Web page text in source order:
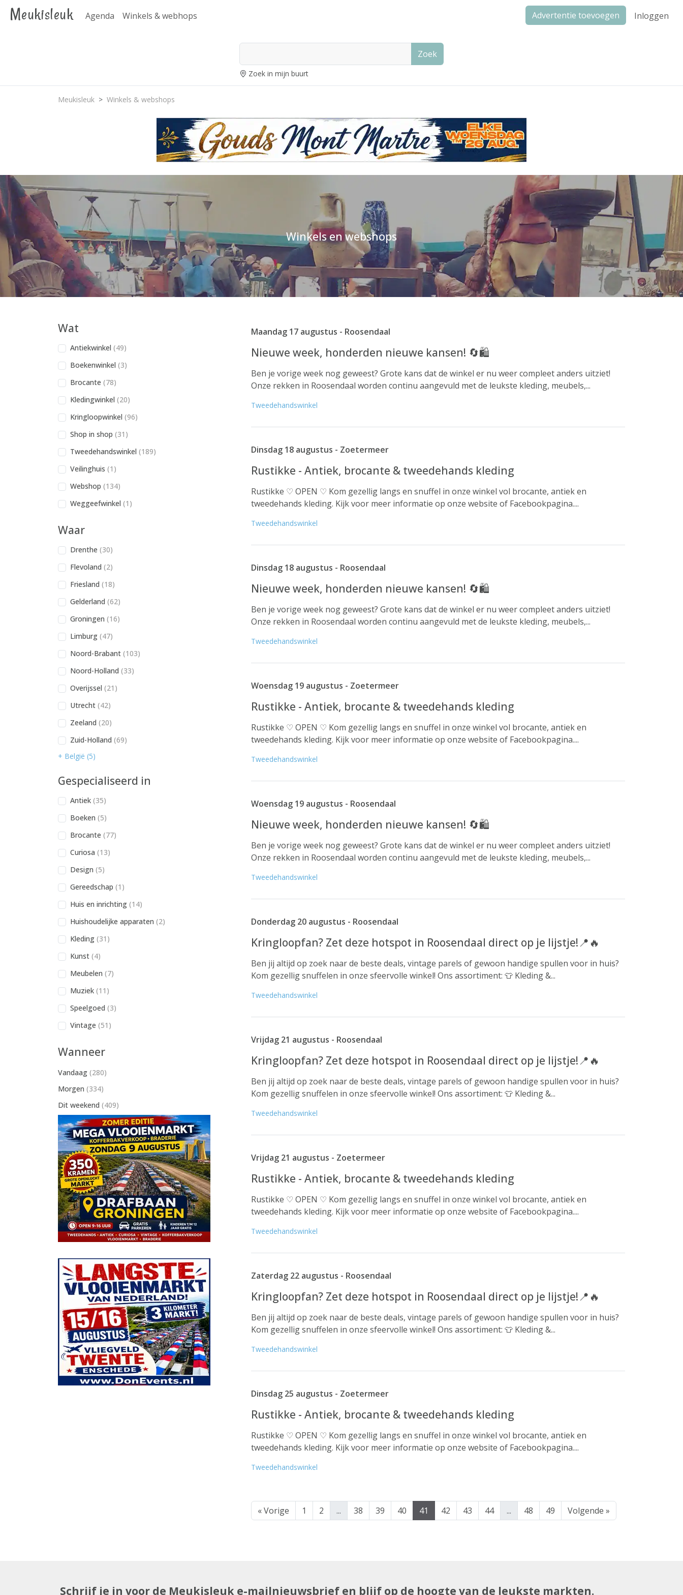
Meukisleuk Agenda Winkels & webhops Advertentie toevoegen Inloggen
Zoek
Zoek in mijn buurt
Meukisleuk Winkels & webshops
Winkels en webshops
Wat
Antiekwinkel (49)
Boekenwinkel (3)
Brocante (78)
Kledingwinkel (20)
Kringloopwinkel (96)
Shop in shop (31)
Tweedehandswinkel (189)
Veilinghuis (1)
Webshop (134)
Weggeefwinkel (1)
Waar
Drenthe (30)
Flevoland (2)
Friesland (18)
Gelderland (62)
Groningen (16)
Limburg (47)
Noord-Brabant (103)
Noord-Holland (33)
Overijssel (21)
Utrecht (42)
Zeeland (20)
Zuid-Holland (69)
+ België (5)
Gespecialiseerd in
Antiek (35)
Boeken (5)
Brocante (77)
Curiosa (13)
Design (5)
Gereedschap (1)
Huis en inrichting (14)
Huishoudelijke apparaten (2)
Kleding (31)
Kunst (4)
Meubelen (7)
Muziek (11)
Speelgoed (3)
Vintage (51)
Wanneer
Vandaag (280)
Morgen (334)
Dit weekend (409)
Maandag 17 augustus - Roosendaal
Nieuwe week, honderden nieuwe kansen! 🔄🛍️
Ben je vorige week nog geweest? Grote kans dat de winkel er nu weer compleet anders uitziet!
Onze rekken in Roosendaal worden continu aangevuld met de leukste kleding, meubels,...
Tweedehandswinkel
Dinsdag 18 augustus - Zoetermeer
Rustikke - Antiek, brocante & tweedehands kleding
Rustikke ♡ OPEN ♡ Kom gezellig langs en snuffel in onze winkel vol brocante, antiek en
tweedehands kleding. Kijk voor meer informatie op onze website of Facebookpagina....
Tweedehandswinkel
Dinsdag 18 augustus - Roosendaal
Nieuwe week, honderden nieuwe kansen! 🔄🛍️
Ben je vorige week nog geweest? Grote kans dat de winkel er nu weer compleet anders uitziet!
Onze rekken in Roosendaal worden continu aangevuld met de leukste kleding, meubels,...
Tweedehandswinkel
Woensdag 19 augustus - Zoetermeer
Rustikke - Antiek, brocante & tweedehands kleding
Rustikke ♡ OPEN ♡ Kom gezellig langs en snuffel in onze winkel vol brocante, antiek en
tweedehands kleding. Kijk voor meer informatie op onze website of Facebookpagina....
Tweedehandswinkel
Woensdag 19 augustus - Roosendaal
Nieuwe week, honderden nieuwe kansen! 🔄🛍️
Ben je vorige week nog geweest? Grote kans dat de winkel er nu weer compleet anders uitziet!
Onze rekken in Roosendaal worden continu aangevuld met de leukste kleding, meubels,...
Tweedehandswinkel
Donderdag 20 augustus - Roosendaal
Kringloopfan? Zet deze hotspot in Roosendaal direct op je lijstje!📍🔥
Ben jij altijd op zoek naar de beste deals, vintage parels of gewoon handige spullen voor in huis?
Kom gezellig snuffelen in onze sfeervolle winkel! Ons assortiment: 👕 Kleding &...
Tweedehandswinkel
Vrijdag 21 augustus - Roosendaal
Kringloopfan? Zet deze hotspot in Roosendaal direct op je lijstje!📍🔥
Ben jij altijd op zoek naar de beste deals, vintage parels of gewoon handige spullen voor in huis?
Kom gezellig snuffelen in onze sfeervolle winkel! Ons assortiment: 👕 Kleding &...
Tweedehandswinkel
Vrijdag 21 augustus - Zoetermeer
Rustikke - Antiek, brocante & tweedehands kleding
Rustikke ♡ OPEN ♡ Kom gezellig langs en snuffel in onze winkel vol brocante, antiek en
tweedehands kleding. Kijk voor meer informatie op onze website of Facebookpagina....
Tweedehandswinkel
Zaterdag 22 augustus - Roosendaal
Kringloopfan? Zet deze hotspot in Roosendaal direct op je lijstje!📍🔥
Ben jij altijd op zoek naar de beste deals, vintage parels of gewoon handige spullen voor in huis?
Kom gezellig snuffelen in onze sfeervolle winkel! Ons assortiment: 👕 Kleding &...
Tweedehandswinkel
Dinsdag 25 augustus - Zoetermeer
Rustikke - Antiek, brocante & tweedehands kleding
Rustikke ♡ OPEN ♡ Kom gezellig langs en snuffel in onze winkel vol brocante, antiek en
tweedehands kleding. Kijk voor meer informatie op onze website of Facebookpagina....
Tweedehandswinkel
« Vorige 1 2 ... 38 39 40 41 42 43 44 ... 48 49 Volgende »
Schrijf je in voor de Meukisleuk e-mailnieuwsbrief en blijf op de hoogte van de leukste markten.